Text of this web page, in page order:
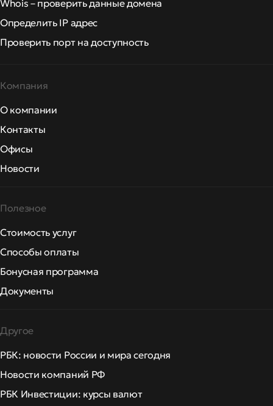
Whois – проверить данные домена
Определить IP адрес
Проверить порт на доступность
Компания
О компании
Контакты
Офисы
Новости
Полезное
Стоимость услуг
Способы оплаты
Бонусная программа
Документы
Другое
РБК: новости России и мира сегодня
Новости компаний РФ
РБК Инвестиции: курсы валют